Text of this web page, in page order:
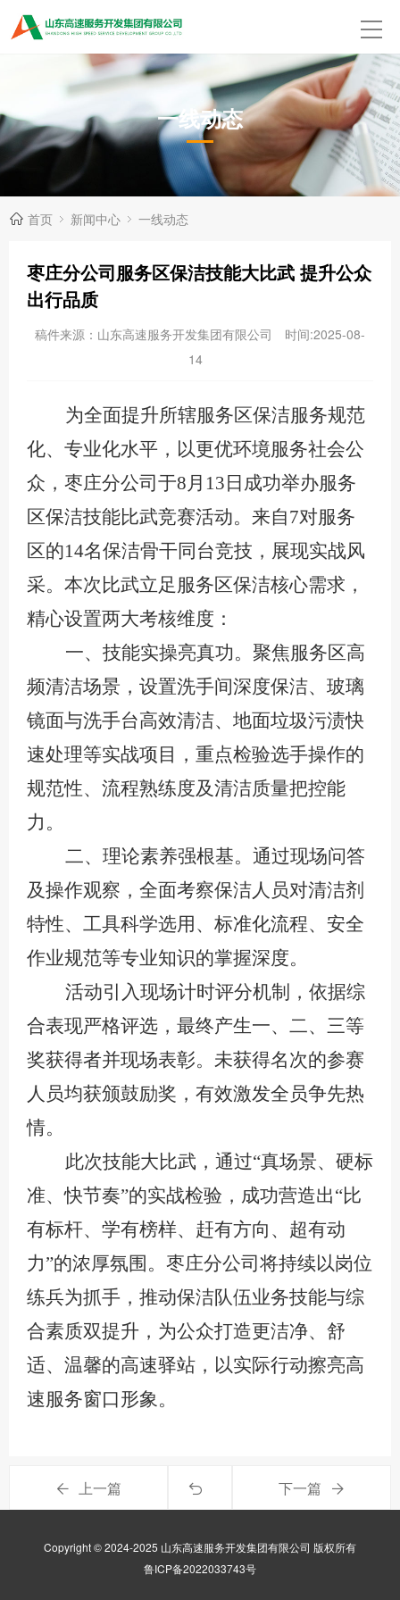
一线动态
首页 新闻中心 一线动态
枣庄分公司服务区保洁技能大比武 提升公众
出行品质
稿件来源：山东高速服务开发集团有限公司
时间:2025-08-
14
为全面提升所辖服务区保洁服务规范
化、专业化水平，以更优环境服务社会公
众，枣庄分公司于8月13日成功举办服务
区保洁技能比武竞赛活动。来自7对服务
区的14名保洁骨干同台竞技，展现实战风
采。本次比武立足服务区保洁核心需求，
精心设置两大考核维度：
一、 技能实操亮真功。 聚焦服务区高
频清洁场景，设置洗手间深度保洁、玻璃
镜面与洗手台高效清洁、地面垃圾污渍快
速处理等实战项目，重点检验选手操作的
规范性、流程熟练度及清洁质量把控能
力。
二、 理论素养强根基。 通过现场问答
及操作观察，全面考察保洁人员对清洁剂
特性、工具科学选用、标准化流程、安全
作业规范等专业知识的掌握深度。
活动引入现场计时评分机制，依据综
合表现严格评选，最终产生一、二、三等
奖获得者并现场表彰。 未获得名次的参赛
人员均获颁鼓励奖，有效激发全员争先热
情。
此次技能大比武，通过“真场景、硬标
准、快节奏”的实战检验，成功营造出“比
有标杆、学有榜样、赶有方向、超有动
力”的浓厚氛围。枣庄分公司将持续以岗位
练兵为抓手，推动保洁队伍业务技能与综
合素质双提升，为公众打造更洁净、舒
适、温馨的高速驿站，以实际行动擦亮高
速服务窗口形象。
上一篇 下一篇
Copyright © 2024-2025 山东高速服务开发集团有限公司 版权所有
鲁ICP备2022033743号